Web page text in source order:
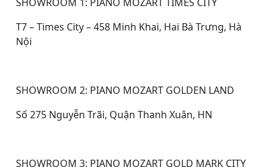
T7 – Times City – 458 Minh Khai, Hai Bà Trưng, Hà
Nội
SHOWROOM 2: PIANO MOZART GOLDEN LAND
Số 275 Nguyễn Trãi, Quận Thanh Xuân, HN
SHOWROOM 3: PIANO MOZART GOLD MARK CITY